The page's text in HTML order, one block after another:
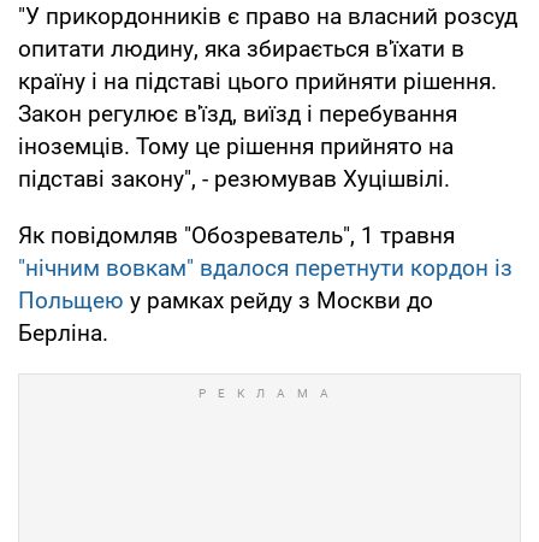
"У прикордонників є право на власний розсуд
опитати людину, яка збирається в'їхати в
країну і на підставі цього прийняти рішення.
Закон регулює в'їзд, виїзд і перебування
іноземців. Тому це рішення прийнято на
підставі закону", - резюмував Хуцішвілі.
Як повідомляв "Обозреватель", 1 травня
"нічним вовкам" вдалося перетнути кордон із
Польщею у рамках рейду з Москви до
Берліна.